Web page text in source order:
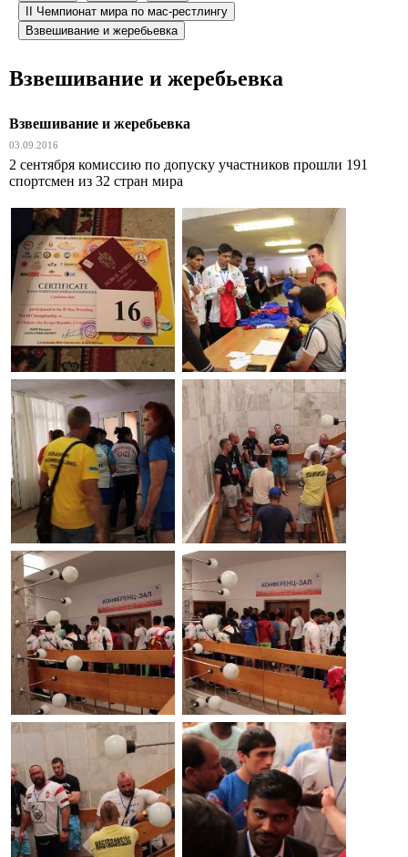
II Чемпионат мира по мас-рестлингу
Взвешивание и жеребьевка
Взвешивание и жеребьевка
Взвешивание и жеребьевка
03.09.2016
2 сентября комиссию по допуску участников прошли 191
спортсмен из 32 стран мира